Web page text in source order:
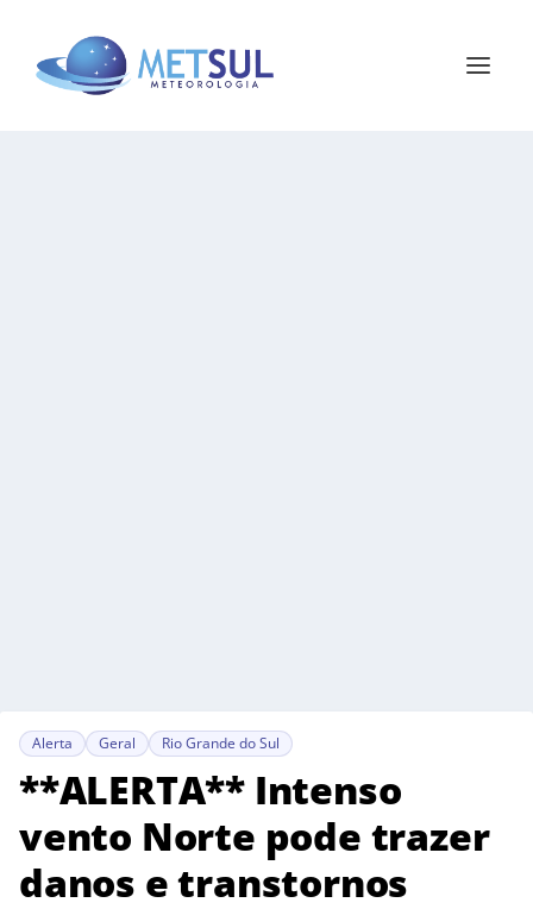
Alerta Geral Rio Grande do Sul
**ALERTA** Intenso
vento Norte pode trazer
danos e transtornos